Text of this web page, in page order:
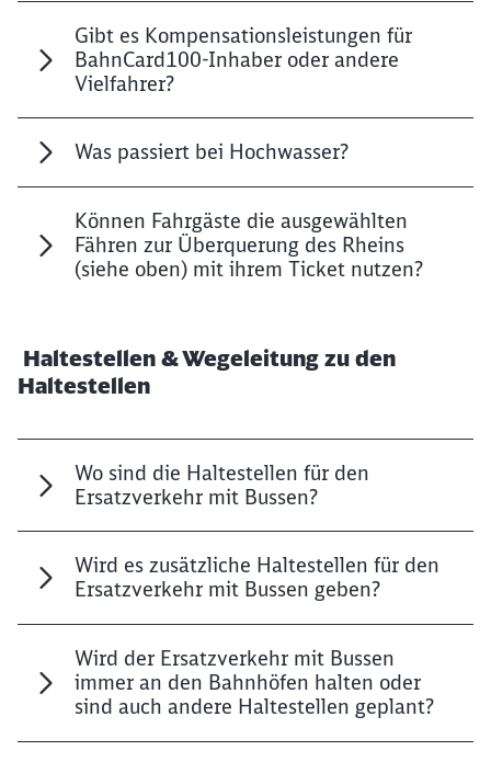
Gibt es Kompensationsleistungen für
BahnCard100-Inhaber oder andere
Vielfahrer?
Was passiert bei Hochwasser?
Können Fahrgäste die ausgewählten
Fähren zur Überquerung des Rheins
(siehe oben) mit ihrem Ticket nutzen?
Haltestellen & Wegeleitung zu den
Haltestellen
Wo sind die Haltestellen für den
Ersatzverkehr mit Bussen?
Wird es zusätzliche Haltestellen für den
Ersatzverkehr mit Bussen geben?
Wird der Ersatzverkehr mit Bussen
immer an den Bahnhöfen halten oder
sind auch andere Haltestellen geplant?
werden?
Abbrechen Weiter